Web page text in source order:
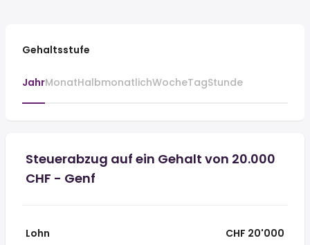
Gehaltsstufe
JahrMonatHalbmonatlichWocheTagStunde
Steuerabzug auf ein Gehalt von 20.000
CHF - Genf
Lohn
CHF 20'000